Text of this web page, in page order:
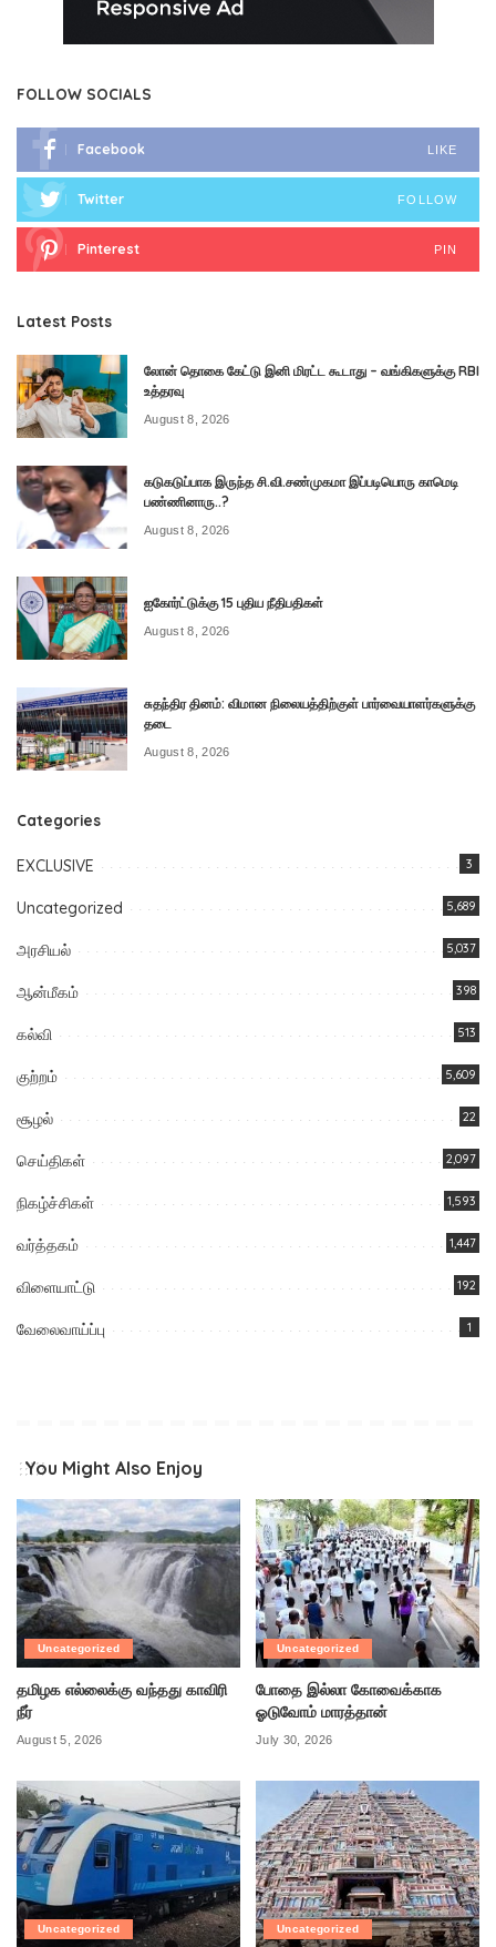
FOLLOW SOCIALS
Facebook LIKE
Twitter FOLLOW
Pinterest PIN
Latest Posts
லோன் தொகை கேட்டு இனி மிரட்ட கூடாது – வங்கிகளுக்கு RBI
உத்தரவு
August 8, 2026
கடுகடுப்பாக இருந்த சி.வி.சண்முகமா இப்படியொரு காமெடி
பண்ணினாரு..?
August 8, 2026
ஐகோர்ட்டுக்கு 15 புதிய நீதிபதிகள்
August 8, 2026
சுதந்திர தினம்: விமான நிலையத்திற்குள் பார்வையாளர்களுக்கு
தடை
August 8, 2026
Categories
EXCLUSIVE 3
Uncategorized 5,689
அரசியல் 5,037
ஆன்மீகம் 398
கல்வி 513
குற்றம் 5,609
சூழல் 22
செய்திகள் 2,097
நிகழ்ச்சிகள் 1,593
வர்த்தகம் 1,447
விளையாட்டு 192
வேலைவாய்ப்பு 1
You Might Also Enjoy
Uncategorized
தமிழக எல்லைக்கு வந்தது காவிரி
நீர்
August 5, 2026
Uncategorized
போதை இல்லா கோவைக்காக
ஓடுவோம் மாரத்தான்
July 30, 2026
Uncategorized Uncategorized